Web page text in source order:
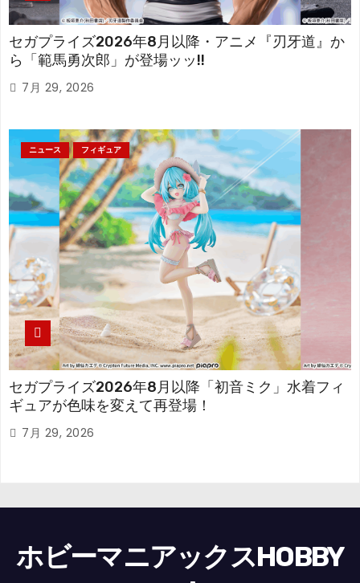
セガプライズ2026年8月以降・アニメ『刃牙道』か
ら「範馬勇次郎」が登場ッッ!!
7月 29, 2026
ニュース フィギュア
セガプライズ2026年8月以降「初音ミク」水着フィ
ギュアが色味を変えて再登場！
7月 29, 2026
ホビーマニアックスHOBBY